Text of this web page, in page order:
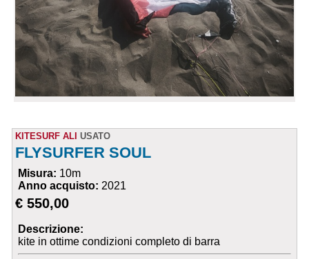
KITESURF ALI USATO
FLYSURFER SOUL
Misura: 10m
Anno acquisto: 2021
€ 550,00
Descrizione:
kite in ottime condizioni completo di barra